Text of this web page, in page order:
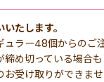
たします。
ラー48個からのご
め切っている場合も
受け取りができませ